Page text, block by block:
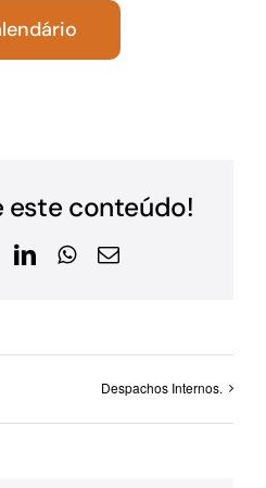
este conteúdo!
LinkedInWhatsApp
E-
Despachos Internos.